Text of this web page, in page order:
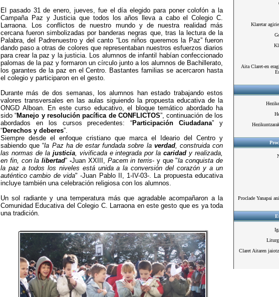
El pasado 31 de enero, jueves, fue el día elegido para poner colofón a la
Campaña Paz y Justicia que todos los años lleva a cabo el Colegio C.
Larraona. Los conflictos de nuestro mundo y de nuestra realidad más
cercana fueron simbolizadas por banderas negras que, tras la lectura de la
Palabra, del Padrenuestro y del canto “Los niños queremos la Paz” fueron
dando paso a otras de colores que representaban nuestros esfuerzos diarios
para crear la paz y la justicia. Los alumnos de infantil habían confeccionado
palomas de la paz y formaron un círculo junto a los alumnos de Bachillerato,
los garantes de la paz en el Centro. Bastantes familias se acercaron hasta
el colegio y participaron en el gesto.
Durante más de dos semanas, los alumnos han estado trabajando estos
valores transversales en las aulas siguiendo la propuesta educativa de la
ONGD Alboan. En este curso educativo, el bloque temático abordado ha
sido “Manejo y resolución pacífica de CONFLICTOS”, continuación de los
abordados en los cursos precedentes: “Participación Ciudadana” y
“Derechos y deberes”.
Siempre desde el enfoque cristiano que marca el Ideario del Centro y
sabiendo que “la Paz ha de estar fundada sobre la verdad, construida con
las normas de la justicia, vivificada e integrada por lacaridad y realizada,
en fin, con lalibertad” -Juan XXIII, Pacem in terris- y que "la conquista de
la paz a todos los niveles está unida a la conversión del corazón y a un
auténtico cambio de vida" -Juan Pablo II, 1-IV-03-. La propuesta educativa
incluye también una celebración religiosa con los alumnos.
Un sol radiante y una temperatura más que agradable acompañaron a la
Comunidad Educativa del Colegio C. Larraona en este gesto que es ya toda
una tradición.
Klaretar
Aita Claret-en
Proclade Yanapai
Claret Aitaren